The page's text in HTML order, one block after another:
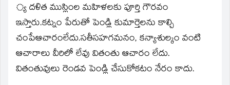
్య దళిత ముస్లింల మహిళలకు పూర్తి గౌరవం
ఇస్తారు.కట్నం పేరుతో పెండ్లి కుమార్తెలను కాల్చి
చంపేఆచారంలేదు.సతీసహగమనం, కన్యాశుల్కం వంటి
ఆచారాలు వీరిలో లేవు వితంతు ఆచారం లేదు.
వితంతువులు రెండవ పెండ్లి చేసుకోకటం నేరం కాదు.